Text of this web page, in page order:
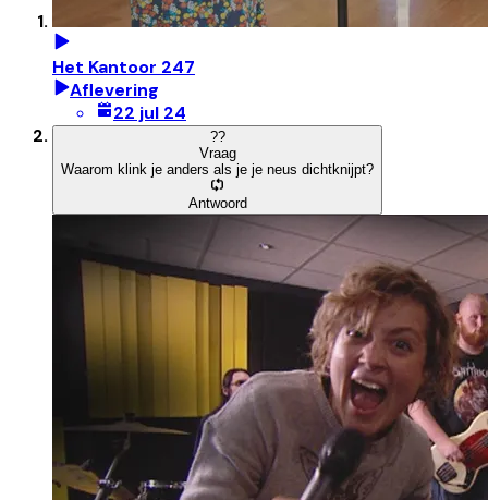
Het Kantoor 247
Aflevering
22 jul 24
??
Vraag
Waarom klink je anders als je je neus dichtknijpt?
Antwoord